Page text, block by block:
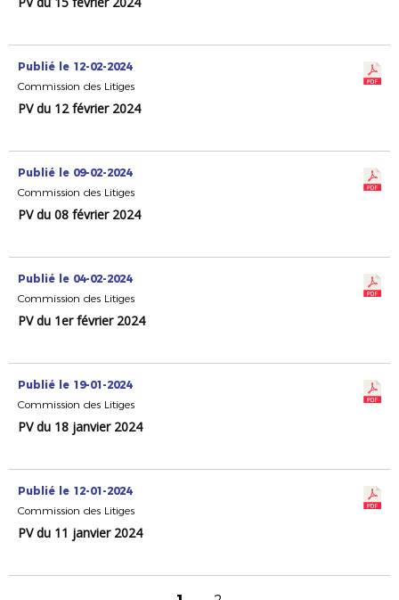
Publié le 12-02-2024
Commission des Litiges
PV du 12 février 2024
Publié le 09-02-2024
Commission des Litiges
PV du 08 février 2024
Publié le 04-02-2024
Commission des Litiges
PV du 1er février 2024
Publié le 19-01-2024
Commission des Litiges
PV du 18 janvier 2024
Publié le 12-01-2024
Commission des Litiges
PV du 11 janvier 2024